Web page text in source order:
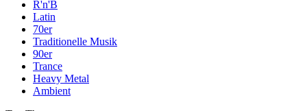
R'n'B
Latin
70er
Traditionelle Musik
90er
Trance
Heavy Metal
Ambient